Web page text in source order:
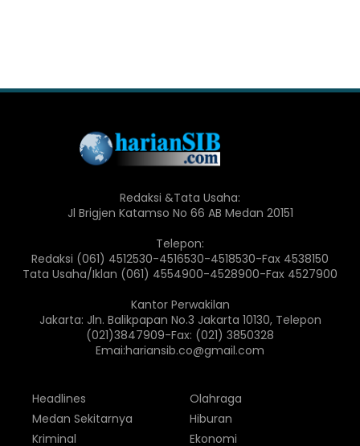
Redaksi &Tata Usaha:
Jl Brigjen Katamso No 66 AB Medan 20151
Telepon:
Redaksi (061) 4512530-4516530-4518530-Fax 4538150
Tata Usaha/Iklan (061) 4554900-4528900-Fax 4527900
Kantor Perwakilan
Jakarta: Jln. Balikpapan No.3 Jakarta 10130, Telepon
(021)3847909-Fax: (021) 3850328
Emai:hariansib.co@gmail.com
Headlines
Medan Sekitarnya
Kriminal
Olahraga
Hiburan
Ekonomi